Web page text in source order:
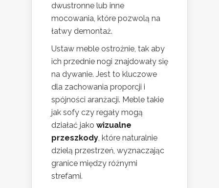
dwustronne lub inne
mocowania, które pozwolą na
łatwy demontaż.
Ustaw meble ostrożnie, tak aby
ich przednie nogi znajdowały się
na dywanie. Jest to kluczowe
dla zachowania proporcji i
spójności aranżacji. Meble takie
jak sofy czy regały mogą
działać jako wizualne
przeszkody, które naturalnie
dzielą przestrzeń, wyznaczając
granice między różnymi
strefami.